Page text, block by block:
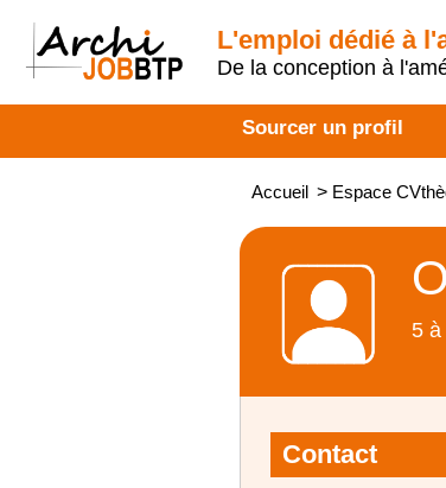
L'emploi dédié à
De la conception à
Sourcer un profil
Accueil > Espace
5 à
Contact